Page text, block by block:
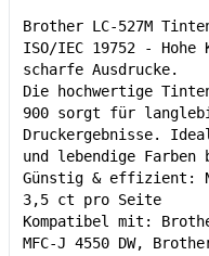
Brother LC-527M
ISO/IEC 19752 -
scharfe Ausdrucke.
Die hochwertige
900 sorgt für
Druckergebnisse.
und lebendige Farben
Günstig & effizient:
3,5 ct pro Seite
Kompatibel mit:
MFC-J 4550 DW,